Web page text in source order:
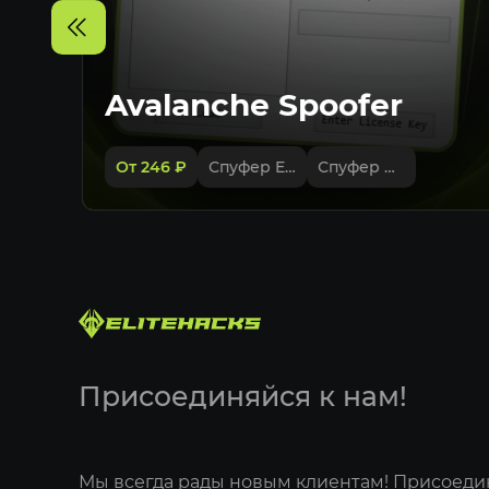
Avalanche Spoofer
От 246₽ Спуфер EAC Спуфер BE
Присоединяйся к нам!
Мы всегда рады новым клиентам!